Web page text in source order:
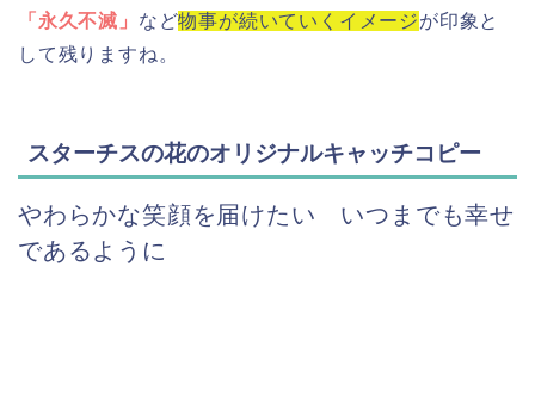
「永久不滅」 など物事が続いていくイメージが印象と
して残りますね。
スターチスの花のオリジナルキャッチコピー
やわらかな笑顔を届けたい いつまでも幸せ
であるように